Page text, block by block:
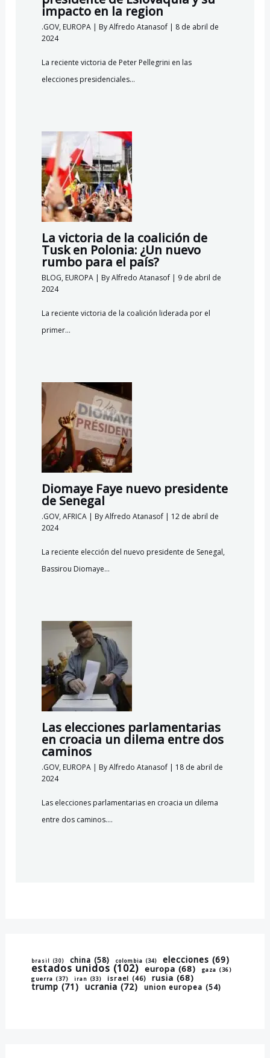
brasil (30) china (58) colombia (34) elecciones (69)
estados unidos (102) europa (68) gaza (36)
guerra (37) iran (33) israel (46) rusia (68)
trump (71) ucrania (72) union europea (54)
impacto en la region
.GOV, EUROPA| ByAlfredo Atanasof | 8 de abril de
2024
La reciente victoria de Peter Pellegrini en las
elecciones presidenciales…
La victoria de la coalición de
Tusk en Polonia: ¿Un nuevo
rumbo para el país?
BLOG, EUROPA| ByAlfredo Atanasof | 9 de abril de
2024
La reciente victoria de la coalición liderada por el
primer…
Diomaye Faye nuevo presidente
de Senegal
.GOV,AFRICA| ByAlfredo Atanasof | 12 de abril de
2024
La reciente elección del nuevo presidente de Senegal,
Bassirou Diomaye…
Las elecciones parlamentarias
en croacia un dilema entre dos
caminos
.GOV, EUROPA| ByAlfredo Atanasof | 18 de abril de
2024
Las elecciones parlamentarias en croacia un dilema
entre dos caminos.…